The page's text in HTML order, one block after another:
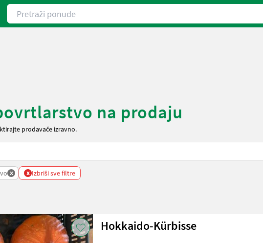
Pretraži ponude
na prodaju
prodavače izravno.
x x Izbriši sve filtre
Hokkaido-Kürbisse